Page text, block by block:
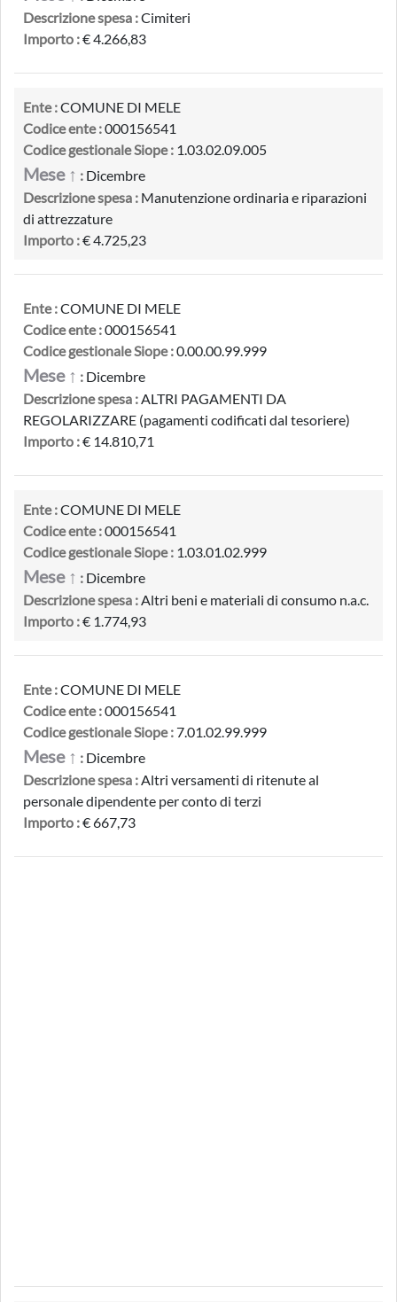
Descrizione spesa :Cimiteri
Importo :€ 4.266,83
Ente :COMUNE DI MELE
Codice ente :000156541
Codice gestionale Siope : 1.03.02.09.005
Mese ↑ : Dicembre
Descrizione spesa : Manutenzione ordinaria e riparazioni
di attrezzature
Importo :€ 4.725,23
Ente :COMUNE DI MELE
Codice ente :000156541
Codice gestionale Siope :0.00.00.99.999
Mese ↑ : Dicembre
Descrizione spesa :ALTRI PAGAMENTI DA
REGOLARIZZARE (pagamenti codificati dal tesoriere)
Importo :€ 14.810,71
Ente :COMUNE DI MELE
Codice ente :000156541
Codice gestionale Siope : 1.03.01.02.999
Mese ↑ : Dicembre
Descrizione spesa :Altri beni e materiali di consumo n.a.c.
Importo :€ 1.774,93
Ente :COMUNE DI MELE
Codice ente :000156541
Codice gestionale Siope :7.01.02.99.999
Mese ↑ : Dicembre
Descrizione spesa :Altri versamenti di ritenute al
personale dipendente per conto di terzi
Importo :€ 667,73